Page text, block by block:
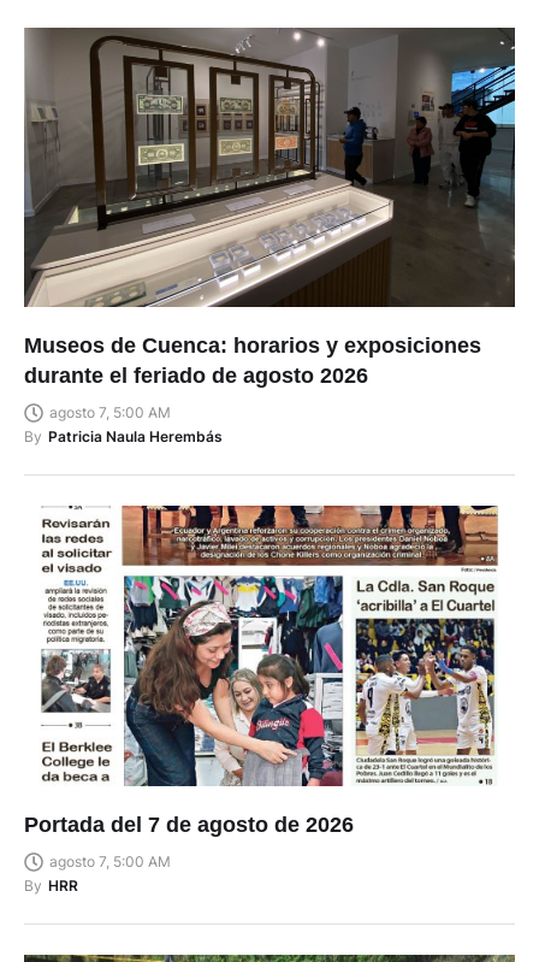
Museos de Cuenca: horarios y exposiciones
durante el feriado de agosto 2026
agosto 7, 5:00 AM
By Patricia Naula Herembás
Portada del 7 de agosto de 2026
agosto 7, 5:00 AM
By HRR